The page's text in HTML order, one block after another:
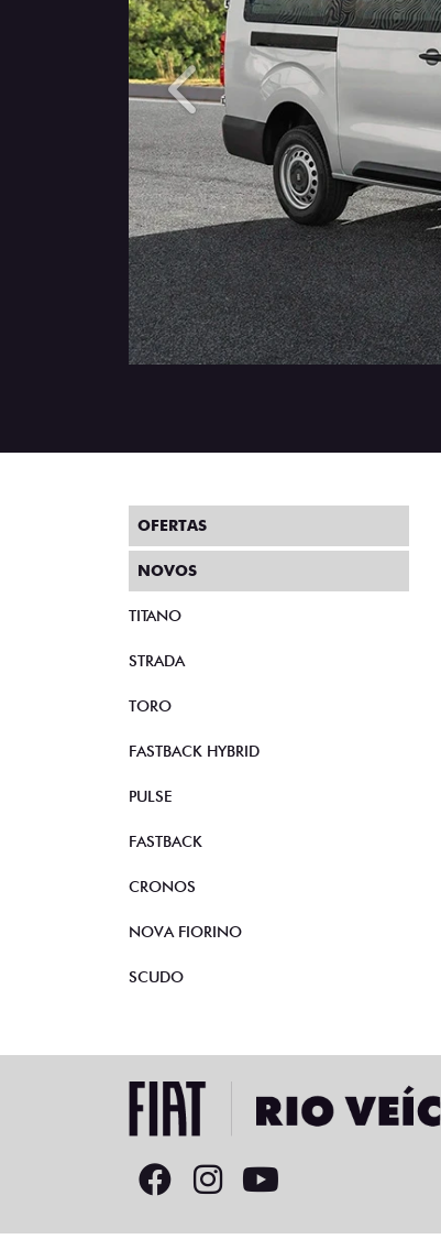
Anterior
OFERTAS
NOVOS
TITANO
STRADA
TORO
FASTBACK HYBRID
PULSE
FASTBACK
CRONOS
NOVA FIORINO
SCUDO